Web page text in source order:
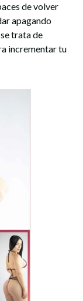
de volver
apagando
trata de
incrementar tu